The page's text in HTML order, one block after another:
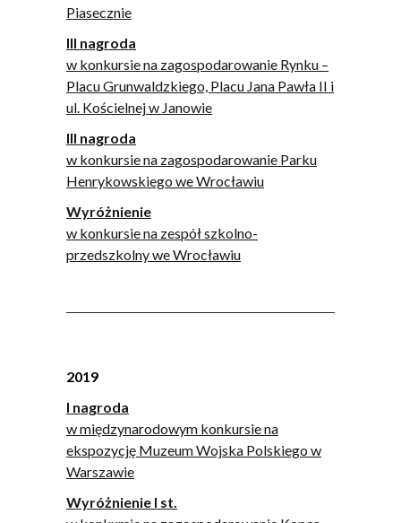
Piasecznie
III nagroda
w konkursie na zagospodarowanie Rynku –
Placu Grunwaldzkiego, Placu Jana Pawła II i
ul. Kościelnej w Janowie
III nagroda
w konkursie na zagospodarowanie Parku
Henrykowskiego we Wrocławiu
Wyróżnienie
w konkursie na zespół szkolno-
przedszkolny we Wrocławiu
2019
I nagroda
w międzynarodowym konkursie na
ekspozycję Muzeum Wojska Polskiego w
Warszawie
Wyróżnienie I st.